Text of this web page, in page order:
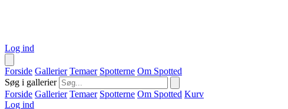
Log ind
Forside Gallerier Temaer Spotterne Om Spotted
Søg i gallerier
Forside Gallerier Temaer Spotterne Om Spotted Kurv
Log ind